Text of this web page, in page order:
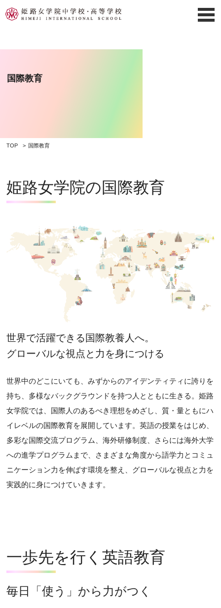
国際教育
TOP 国際教育
姫路女学院の国際教育
世界で活躍できる国際教養人へ。
グローバルな視点と力を身につける
世界中のどこにいても、みずからのアイデンティティに誇りを
持ち、多様なバックグラウンドを持つ人とともに生きる。姫路
女学院では、国際人のあるべき理想をめざし、質・量ともにハ
イレベルの国際教育を展開しています。英語の授業をはじめ、
多彩な国際交流プログラム、海外研修制度、さらには海外大学
への進学プログラムまで、さまざまな角度から語学力とコミュ
ニケーション力を伸ばす環境を整え、グローバルな視点と力を
実践的に身につけていきます。
一歩先を行く英語教育
毎日「使う」から力がつく